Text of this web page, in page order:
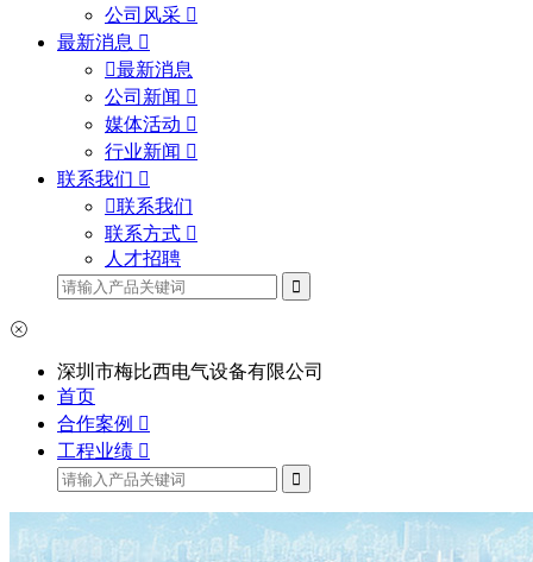
公司风采
最新消息
最新消息
公司新闻
媒体活动
行业新闻
联系我们
联系我们
联系方式
人才招聘
深圳市梅比西电气设备有限公司
首页
合作案例
工程业绩